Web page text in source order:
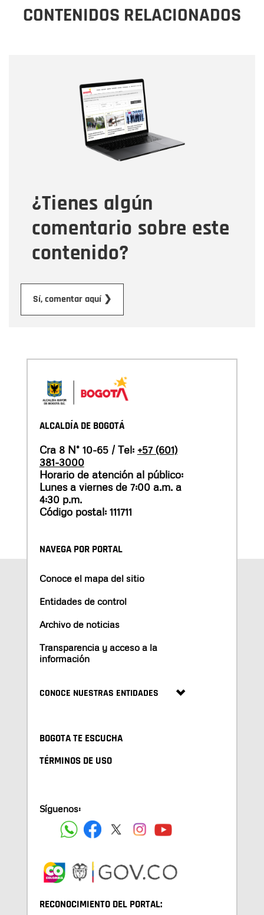
CONTENIDOS RELACIONADOS
¿Tienes algún
comentario sobre este
contenido?
Sí, comentar aquí ❯
Correo electrónico
Tipo de comentario
Mensaje
ALCALDÍA DE BOGOTÁ
Cra 8 N° 10-65 / Tel: +57 (601)
381-3000
Horario de atención al público:
Lunes a viernes de 7:00 a.m. a
4:30 p.m.
Código postal: 111711
NAVEGA POR PORTAL
Conoce el mapa del sitio
Entidades de control
Archivo de noticias
Transparencia y acceso a la
información
CONOCE NUESTRAS ENTIDADES
BOGOTA TE ESCUCHA
TÉRMINOS DE USO
Síguenos:
RECONOCIMIENTO DEL PORTAL: